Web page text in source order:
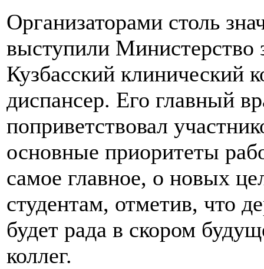
Организаторами столь
выступили Министерство
Кузбасский клинический
диспансер. Его главный
поприветствовал
основные приоритеты
самое главное, о новых
студентам, отметив, что
будет рада в скором
коллег.